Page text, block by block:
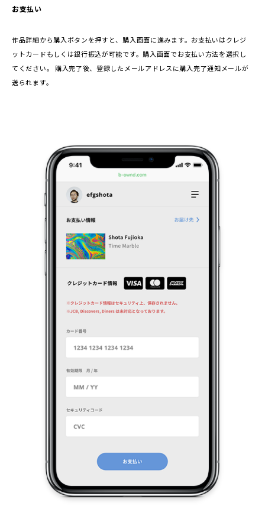
お支払い
作品詳細から購入ボタンを押すと、購入画面に進みます。お支払いはクレジ
ットカードもしくは銀行振込が可能です。購入画面でお支払い方法を選択し
てください。 購入完了後、登録したメールアドレスに購入完了通知メールが
送られます。